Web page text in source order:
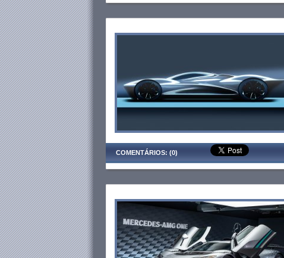
COMENTÁRIOS: (0)